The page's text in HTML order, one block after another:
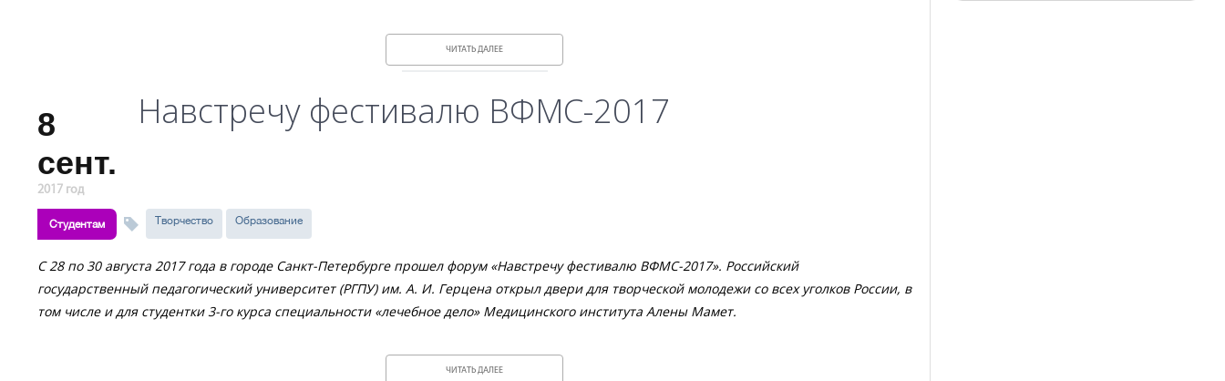
ЧИТАТЬ ДАЛЕЕ
8
сент.
2017 год
Навстречу фестивалю ВФМС-2017
Студентам Творчество Образование
С 28 по 30 августа 2017 года в городе Санкт-Петербурге прошел форум «Навстречу фестивалю ВФМС-2017». Российский
государственный педагогический университет (РГПУ) им. А. И. Герцена открыл двери для творческой молодежи со всех уголков России, в
том числе и для студентки 3-го курса специальности «лечебное дело» Медицинского института Алены Мамет.
ЧИТАТЬ ДАЛЕЕ